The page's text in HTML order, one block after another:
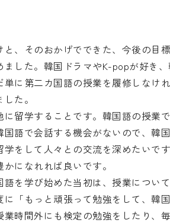
、そのおかげでできた、今後の目
した。韓国ドラマやK-popが好き
に第二カ国語の授業を履修しなけ
た。
留学することです。韓国語の授業
語で会話する機会がないので、韓
をして人々との交流を深めたいで
になれれば良いです。
を学び始めた当初は、授業につ
「もっと頑張って勉強をして、韓
時間外にも検定の勉強をしたり、